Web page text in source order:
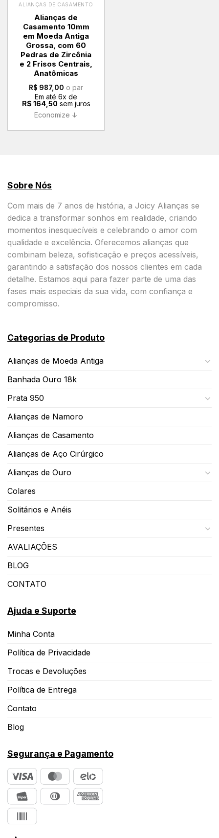
ALIANÇAS DE CASAMENTO
Alianças de
Casamento 10mm
em Moeda Antiga
Grossa, com 60
Pedras de Zircônia
e 2 Frisos Centrais,
Anatômicas
R$ 987,00 o par
Em até 6x de
R$ 164,50 sem juros
Economize ↓
Sobre Nós
Com mais de 7 anos de história, a Joicy Alianças se
dedica a transformar sonhos em realidade, criando
momentos inesquecíveis e celebrando o amor com
qualidade e excelência. Oferecemos alianças que
combinam beleza, sofisticação e preços acessíveis,
garantindo a satisfação dos nossos clientes em cada
detalhe. Estamos aqui para fazer parte de uma das
fases mais especiais da sua vida, com confiança e
compromisso.
Categorias de Produto
Alianças de Moeda Antiga
Banhada Ouro 18k
Prata 950
Alianças de Namoro
Alianças de Casamento
Alianças de Aço Cirúrgico
Alianças de Ouro
Colares
Solitários e Anéis
Presentes
AVALIAÇÕES
BLOG
CONTATO
Ajuda e Suporte
Minha Conta
Política de Privacidade
Trocas e Devoluções
Política de Entrega
Contato
Blog
Segurança e Pagamento